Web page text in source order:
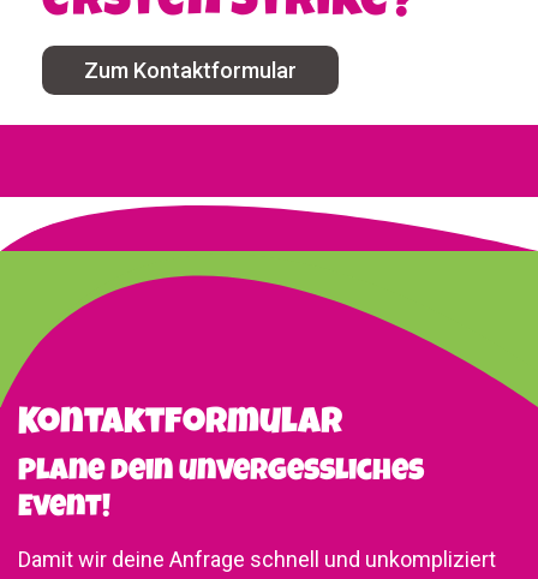
Zum Kontaktformular
Kontaktformular
Plane dein unvergessliches
Event!
Damit wir deine Anfrage schnell und unkompliziert